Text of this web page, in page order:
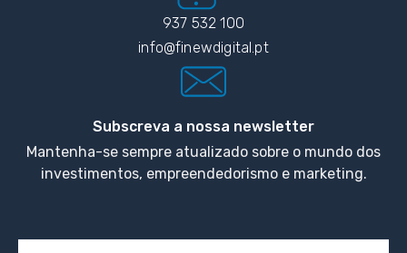
937 532 100
info@finewdigital.pt
Subscreva a nossa newsletter
Mantenha-se sempre atualizado sobre o mundo dos
investimentos, empreendedorismo e marketing.